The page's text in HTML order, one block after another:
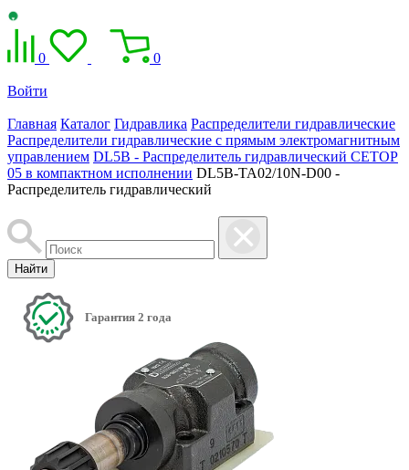
0 0
Войти
Главная Каталог Гидравлика Распределители гидравлические
Распределители гидравлические с прямым электромагнитным
управлением DL5B - Распределитель гидравлический CETOP
05 в компактном исполнении DL5B-TA02/10N-D00 -
Распределитель гидравлический
Найти
Гарантия 2 года